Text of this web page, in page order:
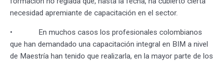
necesidad apremiante de capacitación en el sector.
• En muchos casos los profesionales colombianos
que han demandado una capacitación integral en BIM a nivel
de Maestría han tenido que realizarla, en la mayor parte de los